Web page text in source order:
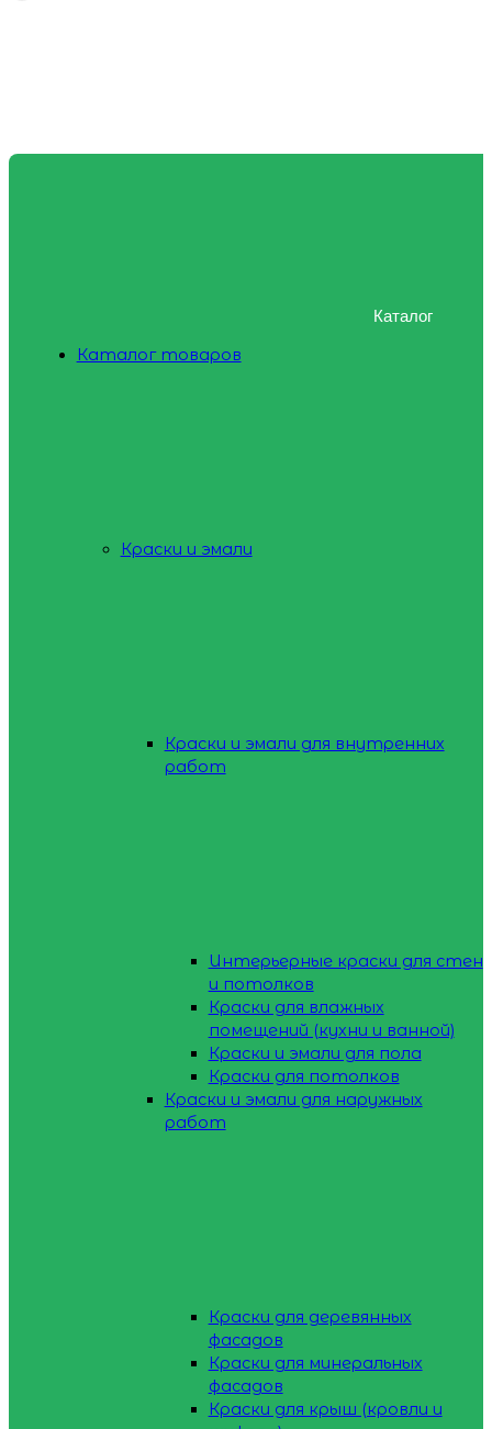
Каталог
Каталог товаров
Краски и эмали
Краски и эмали для внутренних
работ
Интерьерные краски для стен
и потолков
Краски для влажных
помещений (кухни и ванной)
Краски и эмали для пола
Краски для потолков
Краски и эмали для наружных
работ
Краски для деревянных
фасадов
Краски для минеральных
фасадов
Краски для крыш (кровли и